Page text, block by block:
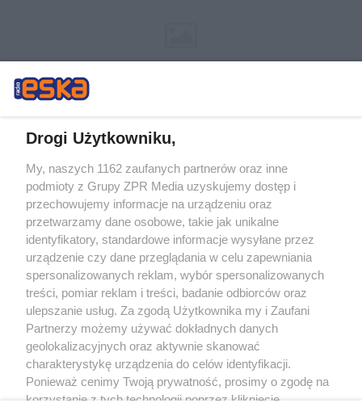
Żaden utwór zamieszczony w serwisie nie może być powielany i
rozpowszechniany lub dalej rozpowszechniany w jakikolwiek sposób (w
tym także elektroniczny lub mechaniczny) na jakimkolwiek polu
eksploatacji w jakiejkolwiek formie, włącznie z umieszczaniem w Internecie
bez pisemnej zgody właściciela praw. Jakiekolwiek użycie lub
wykorzystanie utworów w całości lub w części z naruszeniem prawa, tzn.
bez właściwej zgody, jest zabronione pod groźbą kary i może być ścigane
prawnie.
O nas
Drogi Użytkowniku,
My, naszych 1162 zaufanych partnerów oraz inne
podmioty z Grupy ZPR Media uzyskujemy dostęp i
przechowujemy informacje na urządzeniu oraz
przetwarzamy dane osobowe, takie jak unikalne
identyfikatory, standardowe informacje wysyłane przez
urządzenie czy dane przeglądania w celu zapewniania
spersonalizowanych reklam, wybór spersonalizowanych
treści, pomiar reklam i treści, badanie odbiorców oraz
ulepszanie usług. Za zgodą Użytkownika my i Zaufani
Partnerzy możemy używać dokładnych danych
geolokalizacyjnych oraz aktywnie skanować
charakterystykę urządzenia do celów identyfikacji.
Ponieważ cenimy Twoją prywatność, prosimy o zgodę na
korzystanie z tych technologii poprzez kliknięcie